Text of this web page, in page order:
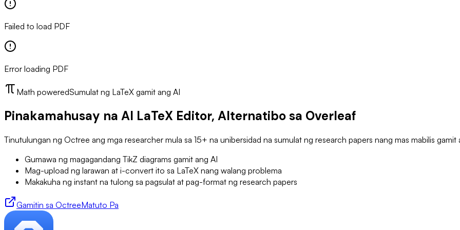
Failed to load PDF
Error loading PDF
Math poweredSumulat ng LaTeX gamit ang AI
Pinakamahusay na AI LaTeX Editor, Alternatibo sa Overleaf
Tinutulungan ng Octree ang mga researcher mula sa 15+ na unibersidad na sumulat ng research papers nang mas mabilis gamit
Gumawa ng magagandang TikZ diagrams gamit ang AI
Mag-upload ng larawan at i-convert ito sa LaTeX nang walang problema
Makakuha ng instant na tulong sa pagsulat at pag-format ng research papers
Gamitin sa OctreeMatuto Pa